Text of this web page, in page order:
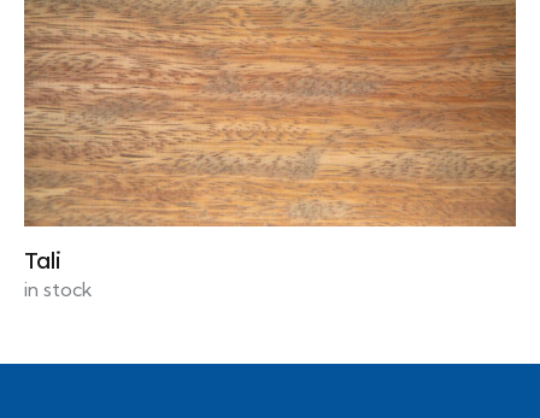
Tali
in stock